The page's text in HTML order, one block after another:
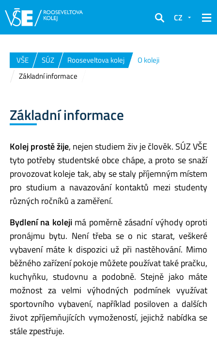
Hledat
CZ
VŠE SÚZ Rooseveltova kolej
O koleji
Základní informace
Základní informace
Kolej prostě žije, nejen studiem živ je člověk. SÚZ VŠE
tyto potřeby studentské obce chápe, a proto se snaží
provozovat koleje tak, aby se staly příjemným místem
pro studium a navazování kontaktů mezi studenty
různých ročníků a zaměření.
Bydlení na kolejimá poměrně zásadní výhody oproti
pronájmu bytu. Není třeba se o nic starat, veškeré
vybavení máte k dispozici už při nastěhování. Mimo
běžného zařízení pokoje můžete používat také pračku,
kuchyňku, studovnu a podobně. Stejně jako máte
možnost za velmi výhodných podmínek využívat
sportovního vybavení, například posiloven a dalších
život zpříjemňujících vymožeností, jejichž nabídka se
stále zpestřuje.